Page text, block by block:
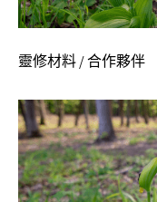
靈修材料 / 合作夥伴